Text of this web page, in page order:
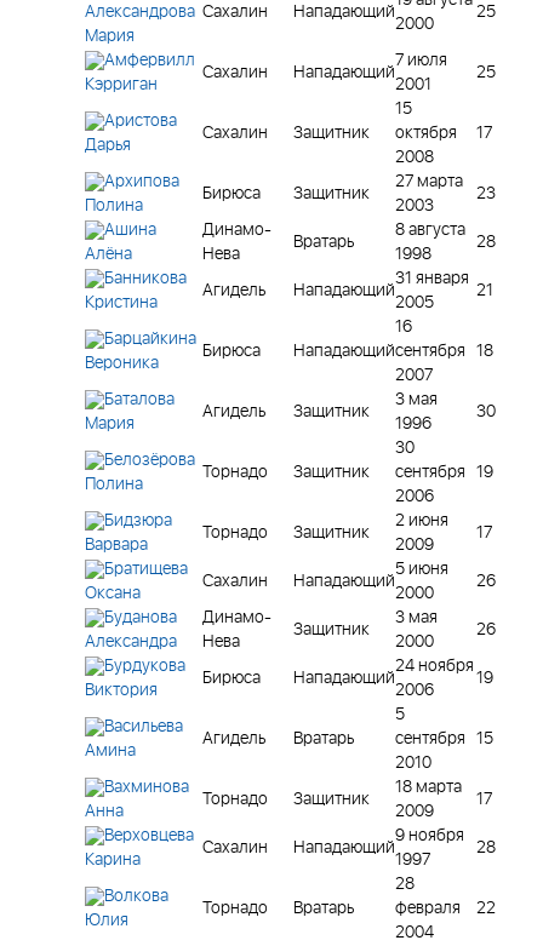
Александрова
Мария
Сахалин Нападающий
2000
25
Амфервилл
Кэрриган
Сахалин Нападающий
7 июля
2001
25
Аристова
Дарья
Сахалин Защитник
15
октября
2008
17
Архипова
Полина
Бирюса Защитник
27 марта
2003
23
Ашина
Алёна
Динамо-
Нева
Вратарь
8 августа
1998
28
Банникова
Кристина
Агидель Нападающий
31 января
2005
21
Барцайкина
Вероника
Бирюса Нападающий
16
сентября
2007
18
Баталова
Мария
Агидель Защитник
3 мая
1996
30
Белозёрова
Полина
Торнадо Защитник
30
сентября
2006
19
Бидзюра
Варвара
Торнадо Защитник
2 июня
2009
17
Братищева
Оксана
Сахалин Нападающий
5 июня
2000
26
Буданова
Александра
Динамо-
Нева
Защитник
3 мая
2000
26
Бурдукова
Виктория
Бирюса Нападающий
24 ноября
2006
19
Васильева
Амина
Агидель Вратарь
5
сентября
2010
15
Вахминова
Анна
Торнадо Защитник
18 марта
2009
17
Верховцева
Карина
Сахалин Нападающий
9 ноября
1997
28
Волкова
Юлия
Торнадо Вратарь
28
февраля
2004
22